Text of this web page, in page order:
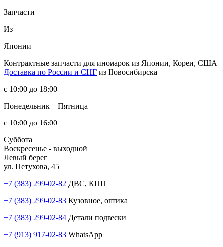
Запчасти
Из
Японии
Контрактные запчасти для иномарок из Японии, Кореи, США
Доставка по России и СНГ из Новосибирска
с 10:00 до 18:00
Понедельник – Пятница
с 10:00 до 16:00
Суббота
Воскресенье - выходной
Левый берег
ул. Петухова, 45
+7 (383) 299-02-82 ДВС, КПП
+7 (383) 299-02-83 Кузовное, оптика
+7 (383) 299-02-84 Детали подвески
+7 (913) 917-02-83 WhatsApp